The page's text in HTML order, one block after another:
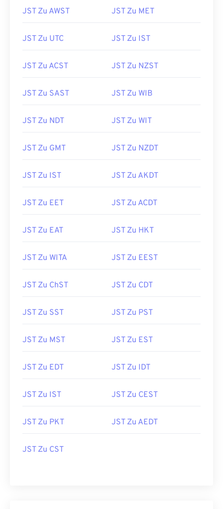
JST Zu AWST JST Zu MET
JST Zu UTC JST Zu IST
JST Zu ACST JST Zu NZST
JST Zu SAST JST Zu WIB
JST Zu NDT JST Zu WIT
JST Zu GMT JST Zu NZDT
JST Zu IST JST Zu AKDT
JST Zu EET JST Zu ACDT
JST Zu EAT JST Zu HKT
JST Zu WITA JST Zu EEST
JST Zu ChST JST Zu CDT
JST Zu SST JST Zu PST
JST Zu MST JST Zu EST
JST Zu EDT JST Zu IDT
JST Zu IST JST Zu CEST
JST Zu PKT JST Zu AEDT
JST Zu CST